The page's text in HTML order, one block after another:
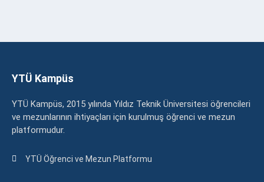
YTÜ Kampüs
YTÜ Kampüs, 2015 yılında Yıldız Teknik Üniversitesi öğrencileri
ve mezunlarının ihtiyaçları için kurulmuş öğrenci ve mezun
platformudur.
YTÜ Öğrenci ve Mezun Platformu